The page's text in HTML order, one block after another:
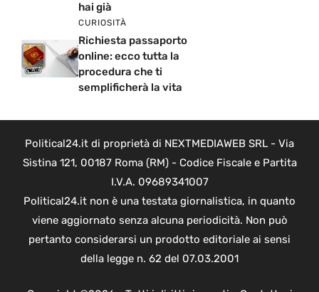
hai già
CURIOSITÀ
Richiesta passaporto
online: ecco tutta la
procedura che ti
semplificherà la vita
Political24.it di proprietà di NEXTMEDIAWEB SRL - Via
Sistina 121, 00187 Roma (RM) - Codice Fiscale e Partita
I.V.A. 09689341007
Political24.it non è una testata giornalistica, in quanto
viene aggiornato senza alcuna periodicità. Non può
pertanto considerarsi un prodotto editoriale ai sensi
della legge n. 62 del 07.03.2001